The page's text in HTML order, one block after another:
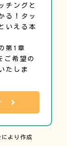
チングと
る！タッ
いえる本
第1章
ご希望の
たしま
より作成